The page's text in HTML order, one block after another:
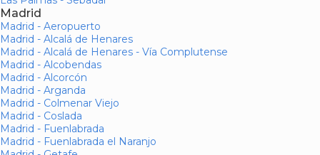
Madrid
Madrid - Aeropuerto
Madrid - Alcalá de Henares
Madrid - Alcalá de Henares - Vía Complutense
Madrid - Alcobendas
Madrid - Alcorcón
Madrid - Arganda
Madrid - Colmenar Viejo
Madrid - Coslada
Madrid - Fuenlabrada
Madrid - Fuenlabrada el Naranjo